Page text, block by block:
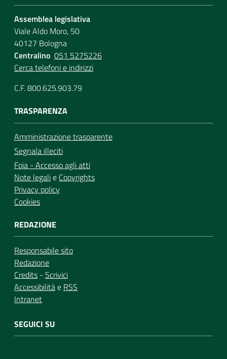
Assemblea legislativa
Viale Aldo Moro, 50
40127 Bologna
Centralino 051 5275226
Cerca telefoni e indirizzi
C.F. 800.625.903.79
TRASPARENZA
Amministrazione trasparente
Segnala illeciti
Foia - Accesso agli atti
Note legalie Copyrights
Privacy policy
Cookies
REDAZIONE
Responsabile sito
Redazione
Credits - Scrivici
Accessibilitàe RSS
Intranet
SEGUICI SU